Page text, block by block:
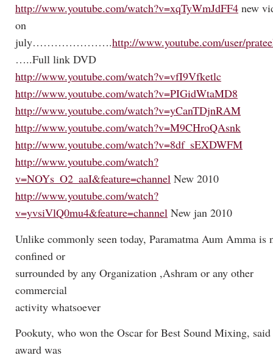
http://www.youtube.com/watch?v=xqTyWmJdFF4 new
on
july………………….http://www.youtube.com/user/
…..Full link DVD
http://www.youtube.com/watch?v=vfI9Vfketlc
http://www.youtube.com/watch?v=PIGidWtaMD8
http://www.youtube.com/watch?v=yCanTDjnRAM
http://www.youtube.com/watch?v=M9CHroQAsnk
http://www.youtube.com/watch?v=8df_sEXDWFM
http://www.youtube.com/watch?
v=NOYs_O2_aaI&feature=channel New 2010
http://www.youtube.com/watch?
v=yvsiVlQ0mu4&feature=channel New jan 2010
Unlike commonly seen today, Paramatma Aum Amma is
confined or
surrounded by any Organization ,Ashram or any other
commercial
activity whatsoever
Pookuty, who won the Oscar for Best Sound Mixing, said
award was